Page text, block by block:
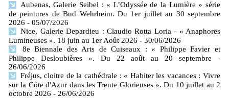
Aubenas, Galerie Seibel : « L’Odyssée de la Lumière » série
de peintures de Bud Wehrheim. Du 1er juillet au 30 septembre
2026 - 05/07/2026
Nice, Galerie Depardieu : Claudio Rotta Loria - « Anaphores
Lumineuses ». 18 juin au 1er Août 2026 - 30/06/2026
8e Biennale des Arts de Cuiseaux : « Philippe Favier et
Philippe Desloubières ». Du 22 août au 20 septembre
-
26/06/2026
Fréjus, cloitre de la cathédrale : « Habiter les vacances : Vivre
sur la Côte d'Azur dans les Trente Glorieuses ». Du 10 juillet au 2
octobre 2026 - 26/06/2026